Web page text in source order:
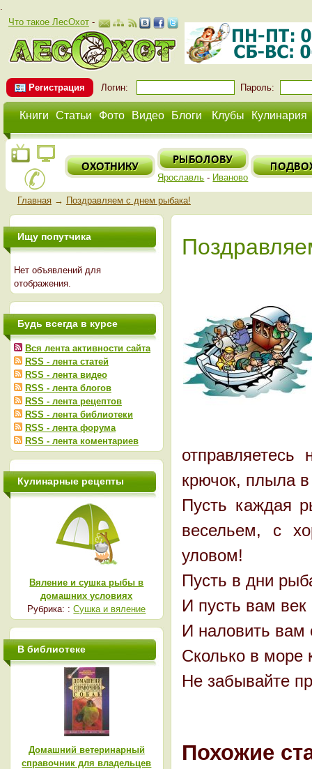
.
Что такое ЛесОхот-
Регистрация Логин: Пароль:
Книги Статьи Фото Видео Блоги Клубы Кулинария
Ярославль - Иваново
Главная→ Поздравляем с днем рыбака!
крючок, плыла
Пусть каждая
весельем, с
уловом!
Пусть в дни
И пусть вам
И наловить вам
Сколько в море
Не забывайте
Похожие
Ищу попутчика
Нет объявлений для
отображения.
Будь всегда в курсе
Вся лента активности сайта
RSS - лента статей
RSS - лента видео
RSS - лента блогов
RSS - лента рецептов
RSS - лента библиотеки
RSS - лента форума
RSS - лента коментариев
Кулинарные рецепты
Вяление и сушка рыбы в
домашних условиях
Рубрика: :Сушка и вяление
В библиотеке
Домашний ветеринарный
справочник для владельцев